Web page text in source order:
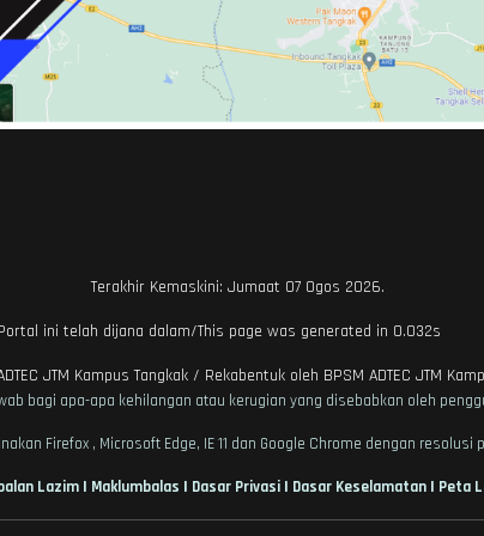
Terakhir Kemaskini: Jumaat 07 Ogos 2026.
ini telah dijana dalam/This page was generated in 0.032s
JTM Kampus Tangkak / Rekabentuk oleh BPSM ADTEC JTM
bagi apa-apa kehilangan atau kerugian yang disebabkan oleh
Firefox , Microsoft Edge, IE 11 dan Google Chrome dengan resolusi
Lazim | Maklumbalas | Dasar Privasi | Dasar Keselamatan | Peta